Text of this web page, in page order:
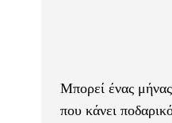
Μπορεί ένας
που κάνει